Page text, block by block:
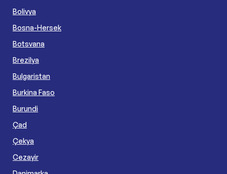
Bolivya
Bosna-Hersek
Botsvana
Brezilya
Bulgaristan
Burkina Faso
Burundi
Çad
Çekya
Cezayir